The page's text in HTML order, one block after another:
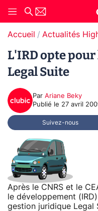
Accueil Actualités
L'IRD opte
Legal Suite
Par Ariane Beky
Publié le 27 avril
Suivez-nous
Après le CNRS et le
le développement
gestion juridique Legal